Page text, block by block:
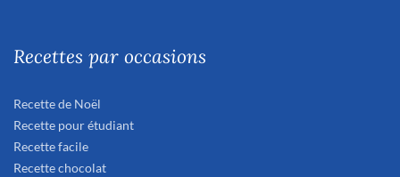
Recettes par occasions
Recette de Noël
Recette pour étudiant
Recette facile
Recette chocolat